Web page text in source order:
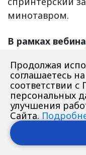
минотавром.
В рамках
понятие
продукта;
числовые
форматы и
юзабилити-
В результате
Продолжая
соглашаетесь
соответствии
персональных
улучшения
Сайта.